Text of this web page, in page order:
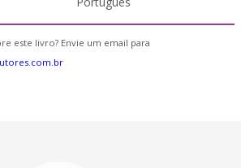
este livro? Envie um email para